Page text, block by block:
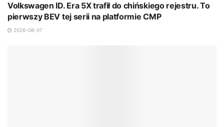
Volkswagen ID. Era 5X trafił do chińskiego rejestru. To
pierwszy BEV tej serii na platformie CMP
2026-08-07